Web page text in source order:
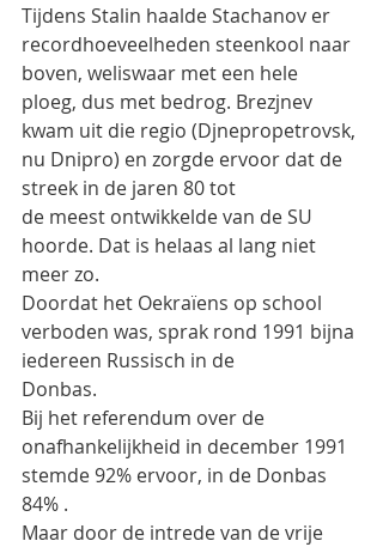
Tijdens Stalin haalde Stachanov er
recordhoeveelheden steenkool naar
boven, weliswaar met een hele
ploeg, dus met bedrog. Brezjnev
kwam uit die regio (Djnepropetrovsk,
nu Dnipro) en zorgde ervoor dat de
streek in de jaren 80 tot
de meest ontwikkelde van de SU
hoorde. Dat is helaas al lang niet
meer zo.
Doordat het Oekraïens op school
verboden was, sprak rond 1991 bijna
iedereen Russisch in de
Donbas.
Bij het referendum over de
onafhankelijkheid in december 1991
stemde 92% ervoor, in de Donbas
84% .
Maar door de intrede van de vrije